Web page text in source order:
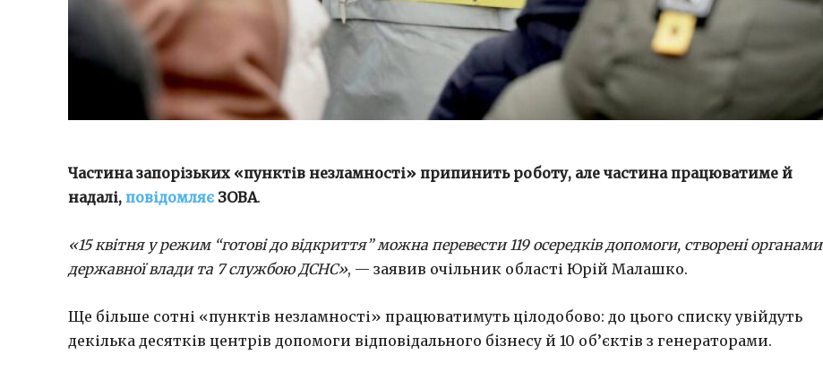
Частина запорізьких «пунктів незламності» припинить роботу, але частина працюватиме й
надалі, повідомляє ЗОВА.
«15 квітня у режим “готові до відкриття” можна перевести 119 осередків допомоги, створені органами
державної влади та 7 службою ДСНС», — заявив очільник області Юрій Малашко.
Ще більше сотні «пунктів незламності» працюватимуть цілодобово: до цього списку увійдуть
декілька десятків центрів допомоги відповідального бізнесу й 10 об’єктів з генераторами.